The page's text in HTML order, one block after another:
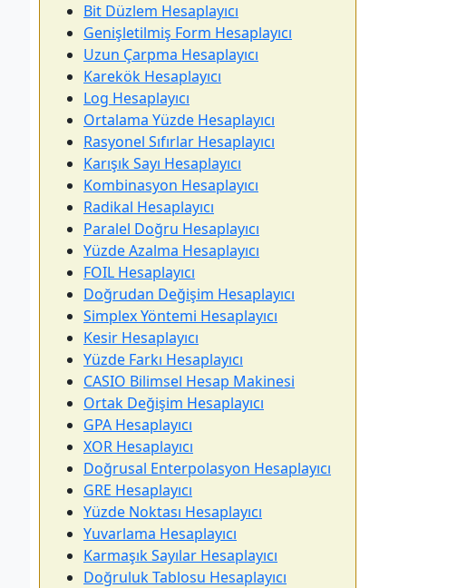
Bit Düzlem Hesaplayıcı
Genişletilmiş Form Hesaplayıcı
Uzun Çarpma Hesaplayıcı
Karekök Hesaplayıcı
Log Hesaplayıcı
Ortalama Yüzde Hesaplayıcı
Rasyonel Sıfırlar Hesaplayıcı
Karışık Sayı Hesaplayıcı
Kombinasyon Hesaplayıcı
Radikal Hesaplayıcı
Paralel Doğru Hesaplayıcı
Yüzde Azalma Hesaplayıcı
FOIL Hesaplayıcı
Doğrudan Değişim Hesaplayıcı
Simplex Yöntemi Hesaplayıcı
Kesir Hesaplayıcı
Yüzde Farkı Hesaplayıcı
CASIO Bilimsel Hesap Makinesi
Ortak Değişim Hesaplayıcı
GPA Hesaplayıcı
XOR Hesaplayıcı
Doğrusal Enterpolasyon Hesaplayıcı
GRE Hesaplayıcı
Yüzde Noktası Hesaplayıcı
Yuvarlama Hesaplayıcı
Karmaşık Sayılar Hesaplayıcı
Doğruluk Tablosu Hesaplayıcı